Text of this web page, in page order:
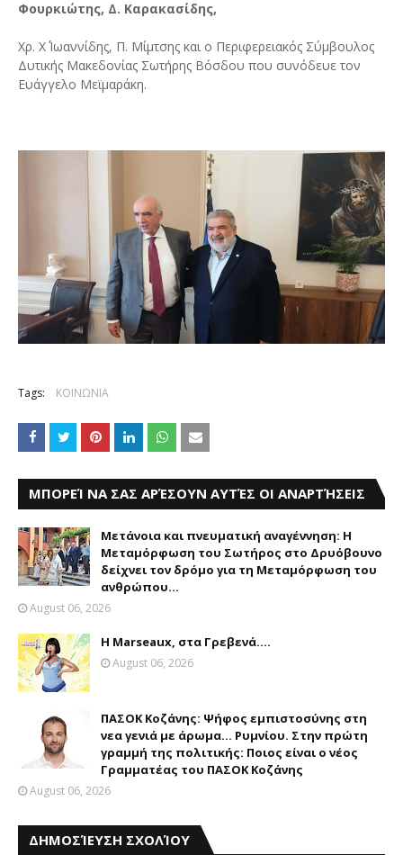
Φουρκιώτης, Δ. Καρακασίδης,
Χρ. Χ΄΄ Ιωαννίδης, Π. Μίμτσης και ο Περιφερειακός Σύμβουλος
Δυτικής Μακεδονίας Σωτήρης Βόσδου που συνόδευε τον
Ευάγγελο Μεϊμαράκη.
Tags: ΚΟΙΝΩΝΙΑ
ΜΠΟΡΕΊ ΝΑ ΣΑΣ ΑΡΈΣΟΥΝ ΑΥΤΈΣ ΟΙ ΑΝΑΡΤΉΣΕΙΣ
Μετάνοια και πνευματική αναγέννηση: Η
Μεταμόρφωση του Σωτήρος στο Δρυόβουνο
δείχνει τον δρόμο για τη Μεταμόρφωση του
ανθρώπου...
August 06, 2026
Η Marseaux, στα Γρεβενά….
August 06, 2026
ΠΑΣΟΚ Κοζάνης: Ψήφος εμπιστοσύνης στη
νεα γενιά με άρωμα... Ρυμνίου. Στην πρώτη
γραμμή της πολιτικής: Ποιος είναι ο νέος
Γραμματέας του ΠΑΣΟΚ Κοζάνης
August 06, 2026
ΔΗΜΟΣΊΕΥΣΗ ΣΧΟΛΊΟΥ